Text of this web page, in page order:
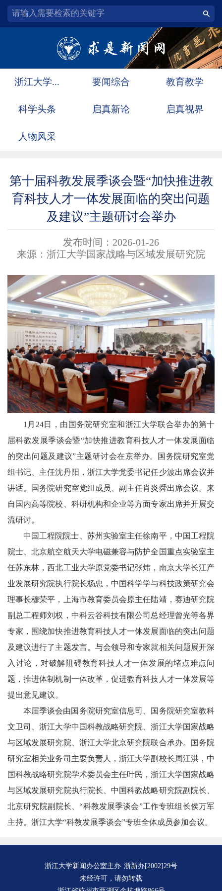
浙江大学... 要闻综合 教育教学
科学头条 启真新论 启真视界
人物风采
第十届科教发展季谈会暨“加快推进教
育科技人才一体发展面临的突出问题
及建议”主题研讨会举办
发布时间：2026-01-26
来源：浙江大学国家战略与区域发展研究院
1月24日，由国务院研究室和浙江大学联合举办的第十
届科教发展季谈会暨“加快推进教育科技人才一体发展面临
的突出问题及建议”主题研讨会在京举办。国务院研究室党
组书记、主任沈丹阳，浙江大学党委书记任少波出席会议并
讲话。国务院研究室党组成员、副主任肖炎舜出席会议。来
自国内高等院校、科研机构和企业等方面专家出席并开展交
流研讨。
中国工程院院士、苏州实验室主任徐南平，中国工程院
院士、北京航空航天大学电磁兼容与防护全国重点实验室主
任苏东林，西北工业大学原党委书记张炜，南京大学长江产
业发展研究院执行院长杨忠，中国科学学与科技政策研究会
理事长穆荣平，上海市教育委员会原主任陆靖，赛迪研究院
副总工程师刘权，中科云谷科技有限公司总经理曾光等各界
专家，围绕加快推进教育科技人才一体发展面临的突出问题
及建议进行了主题发言。与会领导和专家就相关问题展开深
入讨论，对破解阻碍教育科技人才一体发展的堵点难点问
题，推进体制机制一体改革，促进教育科技人才一体发展等
提出意见建议。
本届季谈会由国务院研究室信息司、国务院研究室教科
文卫司、浙江大学中国科教战略研究院、浙江大学国家战略
与区域发展研究院、浙江大学北京研究院联合承办。国务院
研究室相关业务司主要负责人，浙江大学副校长周江洪，中
国科教战略研究院学术委员会主任叶民，浙江大学国家战略
与区域发展研究院执行院长、中国科教战略研究院副院长、
北京研究院副院长、“科教发展季谈会”工作专班组长侯万军
主持。浙江大学“科教发展季谈会”专班全体成员参加会议。
浙江大学新闻办公室主办 浙新办[2002]29号
未经许可，请勿转载